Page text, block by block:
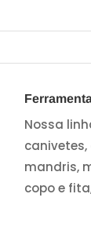
Nossa
mandris,
copo e